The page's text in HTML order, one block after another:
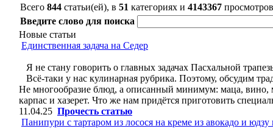
Всего 844 статьи(ей), в 51 категориях и 4143367 просмотров
Введите слово для поиска
Новые статьи
Единственная задача на Седер
Я не стану говорить о главных задачах Пасхальной
Всё-таки у нас кулинарная рубрика. Поэтому, обсудим
Не многообразие блюд, а описанный минимум: маца, вино,
карпас и хазерет. Что же нам придётся приготовить
11.04.25 Прочесть статью
Панипури с тартаром из лосося на креме из авокадо и